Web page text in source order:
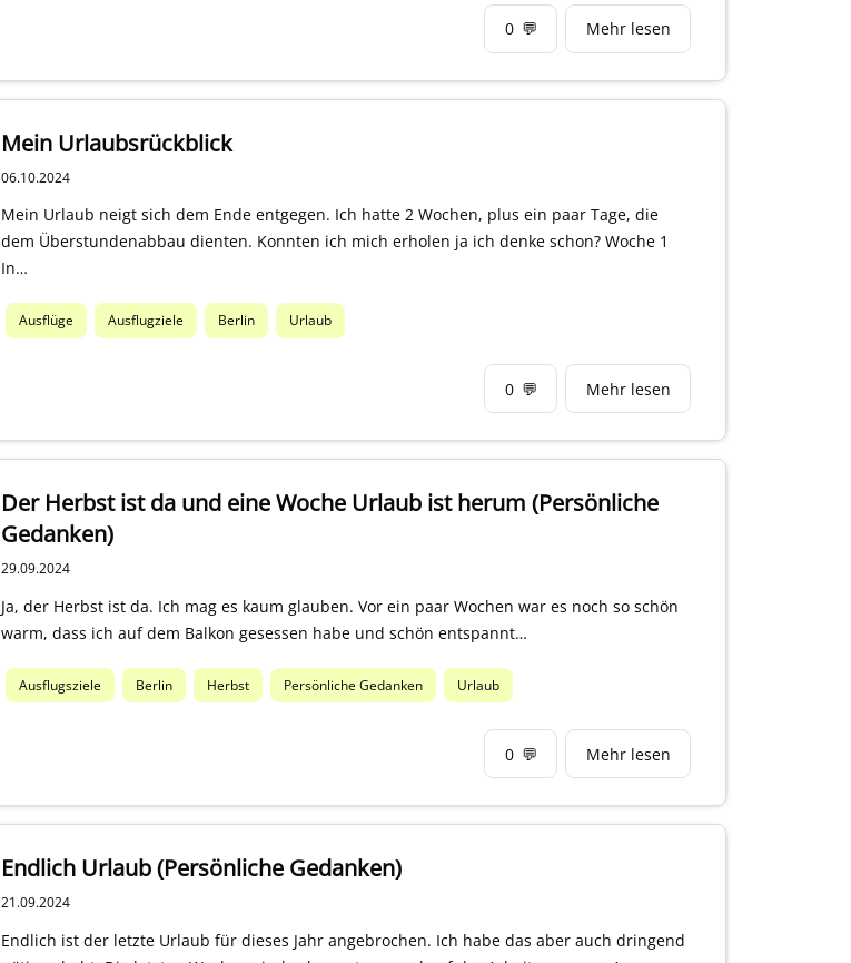
0 💬 Mehr lesen
Mein Urlaubsrückblick
06.10.2024
Mein Urlaub neigt sich dem Ende entgegen. Ich hatte 2 Wochen, plus ein paar Tage, die
dem Überstundenabbau dienten. Konnten ich mich erholen ja ich denke schon? Woche 1
In…
Ausflüge Ausflugziele Berlin Urlaub
0 💬 Mehr lesen
Der Herbst ist da und eine Woche Urlaub ist herum (Persönliche
Gedanken)
29.09.2024
Ja, der Herbst ist da. Ich mag es kaum glauben. Vor ein paar Wochen war es noch so schön
warm, dass ich auf dem Balkon gesessen habe und schön entspannt…
Ausflugsziele Berlin Herbst Persönliche Gedanken Urlaub
0 💬 Mehr lesen
Endlich Urlaub (Persönliche Gedanken)
21.09.2024
Endlich ist der letzte Urlaub für dieses Jahr angebrochen. Ich habe das aber auch dringend